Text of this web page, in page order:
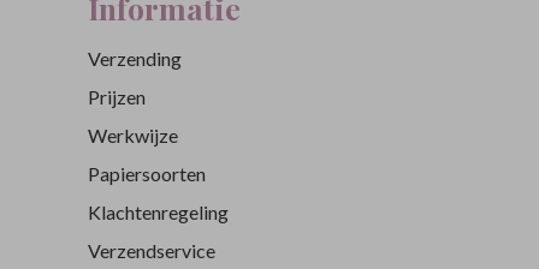
Informatie
Verzending
Prijzen
Werkwijze
Papiersoorten
Klachtenregeling
Verzendservice